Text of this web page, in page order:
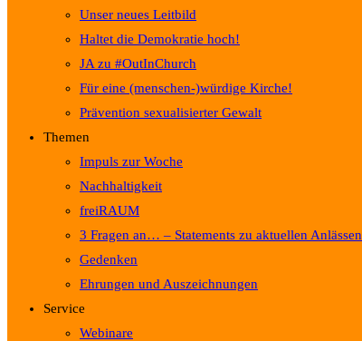
Unser neues Leitbild
Haltet die Demokratie hoch!
JA zu #OutInChurch
Für eine (menschen-)würdige Kirche!
Prävention sexualisierter Gewalt
Themen
Impuls zur Woche
Nachhaltigkeit
freiRAUM
3 Fragen an… – Statements zu aktuellen Anlässen
Gedenken
Ehrungen und Auszeichnungen
Service
Webinare